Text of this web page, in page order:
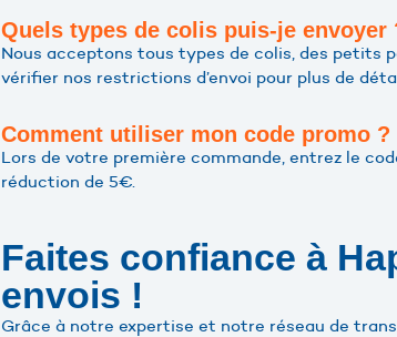
Quels types de colis puis-je envoyer
Nous acceptons tous types de colis, des petits
vérifier nos restrictions d’envoi pour plus de
Comment utiliser mon code promo ?
Lors de votre première commande, entrez le
réduction de 5€.
Faites confiance à
envois !
Grâce à notre expertise et notre réseau de